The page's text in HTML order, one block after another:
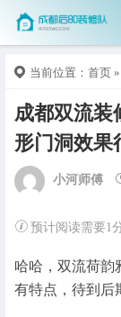
当前位置： 首页 »
成都双流装
形门洞效果
小河师傅
预计阅读需要1
哈哈，双流荷韵
有特点，待到后